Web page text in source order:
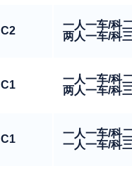
C2
一人一车/科
两人一车/科三
C1
一人一车/科
两人一车/科三
C1
一人一车/科
一人一车/科三